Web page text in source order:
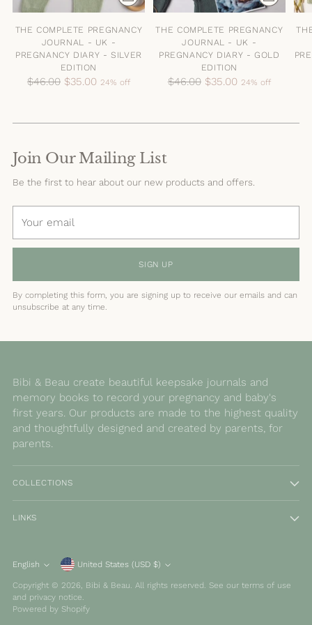
THE COMPLETE PREGNANCY
JOURNAL - UK -
PREGNANCY DIARY - SILVER
EDITION
Regular
$46.00 $35.00 24% off
THE COMPLETE PREGNANCY
JOURNAL - UK -
PREGNANCY DIARY - GOLD
EDITION
Regular
$46.00 $35.00 24% off
Join Our Mailing List
Be the first to hear about our new products and offers.
email
SIGN UP
By completing this form, you are signing up to receive our emails and can
unsubscribe at any time.
Bibi & Beau create beautiful keepsake journals and
memory books to record your pregnancy and baby's
first years. Our products are made to the highest quality
and thoughtfully designed and created by parents, for
parents.
COLLECTIONS
LINKS
Language
English Currency United States (USD $)
Copyright © 2026, Bibi & Beau. All rights reserved. See our terms of use
and privacy notice.
Powered by Shopify